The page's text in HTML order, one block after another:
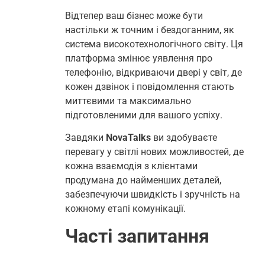
Відтепер ваш бізнес може бути
настільки ж точним і бездоганним, як
система високотехнологічного світу. Ця
платформа змінює уявлення про
телефонію, відкриваючи двері у світ, де
кожен дзвінок і повідомлення стають
миттєвими та максимально
підготовленими для вашого успіху.
Завдяки NovaTalks ви здобуваєте
перевагу у світлі нових можливостей, де
кожна взаємодія з клієнтами
продумана до найменших деталей,
забезпечуючи швидкість і зручність на
кожному етапі комунікації.
Часті запитання